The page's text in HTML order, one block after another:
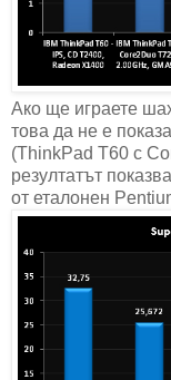
Ако ще играете
това да не е
(ThinkPad T60 с
резултатът
от еталонен